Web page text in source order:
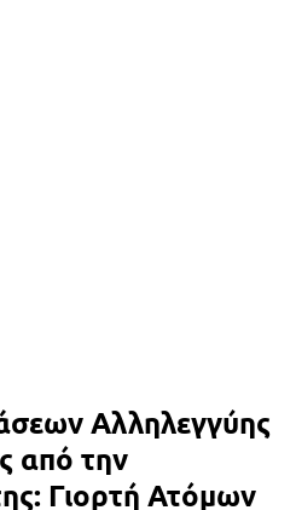
Αλληλεγγύης
από την
Γιορτή Ατόμων